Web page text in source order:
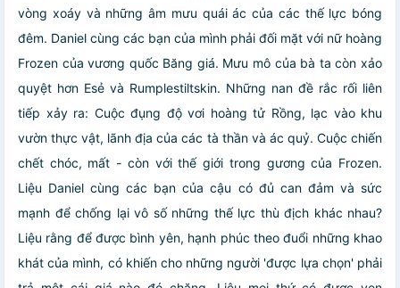
vòng xoáy và những âm mưu quái ác của các thế lực bóng
đêm. Daniel cùng các bạn của mình phải đối mặt với nữ hoàng
Frozen của vương quốc Băng giá. Mưu mô của bà ta còn xảo
quyệt hơn Esẻ và Rumplestiltskin. Những nan đề rắc rối liên
tiếp xảy ra: Cuộc đụng độ vơi hoàng tử Rồng, lạc vào khu
vườn thực vật, lãnh địa của các tà thần và ác quỷ. Cuộc chiến
chết chóc, mất - còn với thế giới trong gương của Frozen.
Liệu Daniel cùng các bạn của cậu có đủ can đảm và sức
mạnh để chống lại vô số những thế lực thù địch khác nhau?
Liệu rằng để được bình yên, hạnh phúc theo đuổi những khao
khát của mình, có khiến cho những người 'được lựa chọn' phải